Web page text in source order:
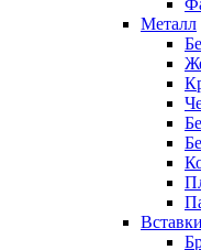
Металл
Вставки